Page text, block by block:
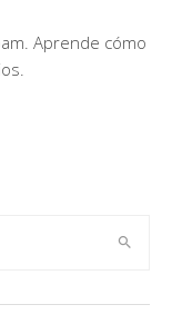
Aprende cómo